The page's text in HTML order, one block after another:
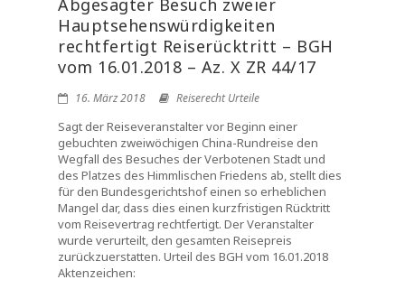
Abgesagter Besuch zweier
Hauptsehenswürdigkeiten
rechtfertigt Reiserücktritt – BGH
vom 16.01.2018 – Az. X ZR 44/17
16. März 2018 Reiserecht Urteile
Sagt der Reiseveranstalter vor Beginn einer
gebuchten zweiwöchigen China-Rundreise den
Wegfall des Besuches der Verbotenen Stadt und
des Platzes des Himmlischen Friedens ab, stellt dies
für den Bundesgerichtshof einen so erheblichen
Mangel dar, dass dies einen kurzfristigen Rücktritt
vom Reisevertrag rechtfertigt. Der Veranstalter
wurde verurteilt, den gesamten Reisepreis
zurückzuerstatten. Urteil des BGH vom 16.01.2018
Aktenzeichen: